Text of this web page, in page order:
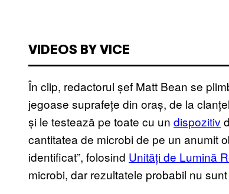
VIDEOS BY VICE
În clip, redactorul șef Matt Bean se
jegoase suprafețe din oraș, de la
și le testează pe toate cu un dispozitiv
cantitatea de microbi de pe un anumit
identificat”, folosind Unități de Lumină
microbi, dar rezultatele probabil nu